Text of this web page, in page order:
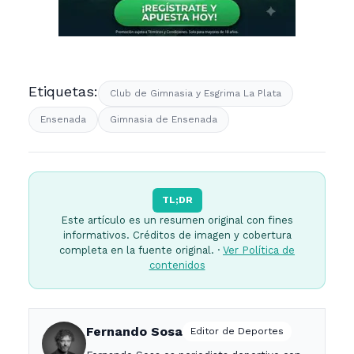
Etiquetas: Club de Gimnasia y Esgrima La Plata
Ensenada Gimnasia de Ensenada
TL;DR
Este artículo es un resumen original con fines
informativos. Créditos de imagen y cobertura
completa en la fuente original. · Ver Política de
contenidos
Fernando Sosa Editor de Deportes